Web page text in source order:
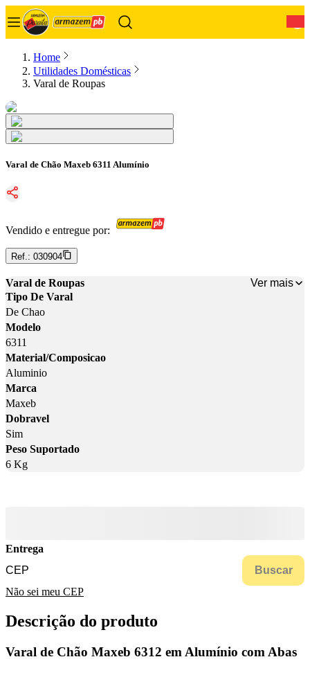
Home
Utilidades Domésticas
Varal de Roupas
Varal de Chão Maxeb 6311 Alumínio
Vendido e entregue por:
Ref.: 030904
Varal de Roupas
Ver mais
Tipo De Varal
De Chao
Modelo
6311
Material/Composicao
Aluminio
Marca
Maxeb
Dobravel
Sim
Peso Suportado
6 Kg
Entrega
Buscar
Não sei meu CEP
Descrição do produto
Varal de Chão Maxeb 6312 em Alumínio com Abas